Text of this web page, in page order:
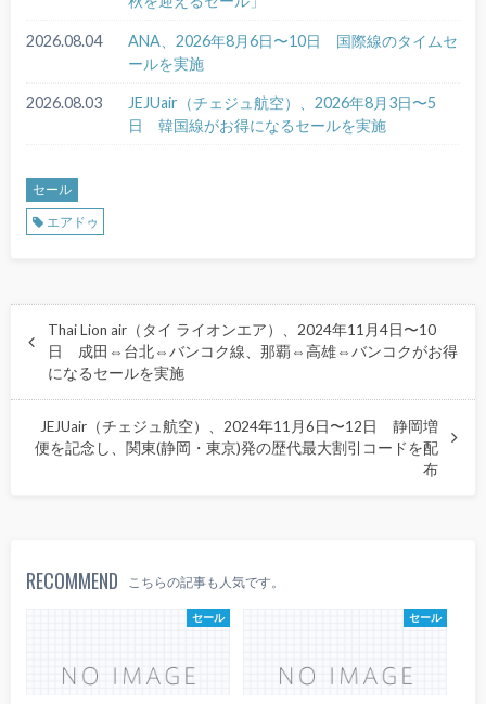
2026.08.04
ANA、2026年8月6日〜10日 国際線のタイムセ
ールを実施
2026.08.03
JEJUair（チェジュ航空）、2026年8月3日〜5
日 韓国線がお得になるセールを実施
セール
エアドゥ
Thai Lion air（タイ ライオンエア）、2024年11月4日〜10
日 成田⇔台北⇔バンコク線、那覇⇔高雄⇔バンコクがお得
になるセールを実施
JEJUair（チェジュ航空）、2024年11月6日〜12日 静岡増
便を記念し、関東(静岡・東京)発の歴代最大割引コードを配
布
RECOMMEND こちらの記事も人気です。
セール セール